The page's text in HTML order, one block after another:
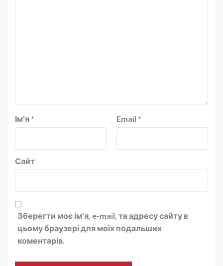
Ім'я * Email *
Сайт
Зберегти моє ім'я, e-mail, та адресу сайту в
цьому браузері для моїх подальших
коментарів.